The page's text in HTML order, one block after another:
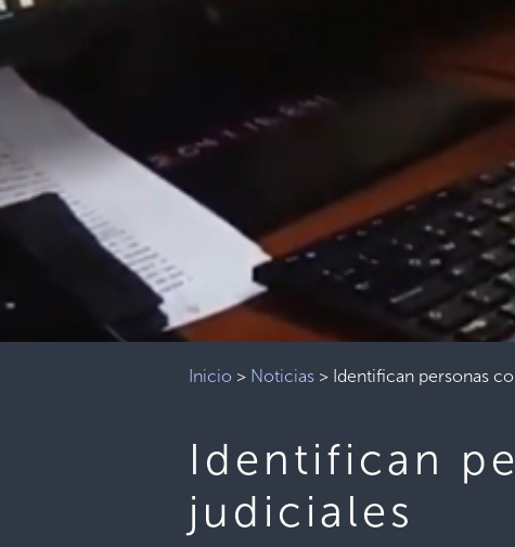
Inicio > Noticias > Identifican personas
Identifican
judiciales